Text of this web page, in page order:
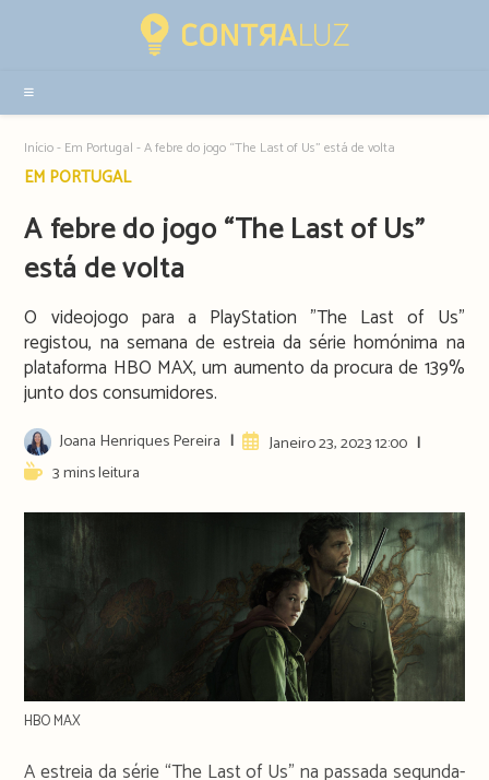
sidebar
Início- Em Portugal -A febre do jogo “The Last of Us” está de volta
Post
EM PORTUGAL
A febre do jogo “The Last of Us”
está de volta
O videojogo para a PlayStation "The Last of Us"
registou, na semana de estreia da série homónima na
plataforma HBO MAX, um aumento da procura de 139%
junto dos consumidores.
Post
author:
Joana Henriques Pereira
ArtigoJaneiro 23, 2023 12:00
Reading3 mins leitura
HBO MAX
A estreia da série “The Last of Us” na passada segunda-